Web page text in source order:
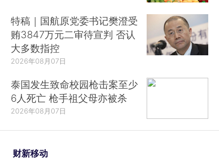
特稿｜国航原党委书记樊澄受
贿3847万元二审待宣判 否认
大多数指控
2026年08月07日
泰国发生致命校园枪击案至少
6人死亡 枪手祖父母亦被杀
2026年08月07日
财新移动